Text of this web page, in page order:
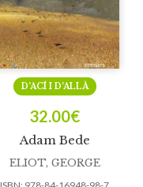
Adam Bede
D’ACÍ I D’ALLÀ
32.00€
ELIOT, GEORGE